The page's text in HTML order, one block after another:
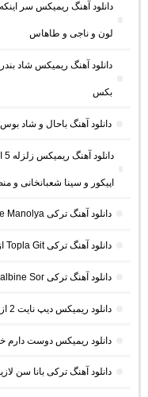
دانلود آهنگ ریمیکس سر
لون و ناجی و طاهاس
دانلود آهنگ ریمیکس شاد
بکس
دانلود آهنگ باحال و شاد
اپیکور و سینا شعبانخانی و
دانلود آهنگ ترکی Ah Be Manolya از بوراک بولوت
دانلود آهنگ ترکی Topla Git از کورتولوش کوش
دانلود آهنگ ترکی Kalbine Sor از Bahadır Macit و Tunahan Sakar
دانلود ریمیکس دیپ نایت 2 از احسان رمزی (ریمیکس طولانی غمگین)
دانلود ریمیکس دوست دارم
دانلود آهنگ ترکی بانا سن